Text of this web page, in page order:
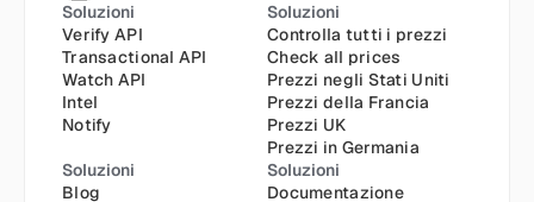
Soluzioni
Verify API
Transactional API
Watch API
Intel
Notify
Soluzioni
Controlla tutti i prezzi
Check all prices
Prezzi negli Stati Uniti
Prezzi della Francia
Prezzi UK
Prezzi in Germania
Soluzioni
Blog
Soluzioni
Documentazione